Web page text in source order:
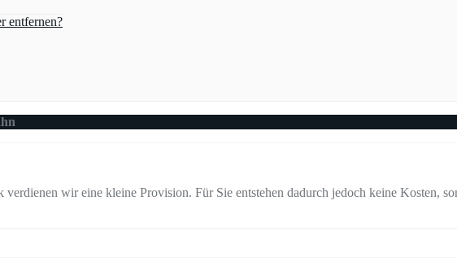
entfernen?
wir eine kleine Provision. Für Sie entstehen dadurch jedoch keine Kosten,